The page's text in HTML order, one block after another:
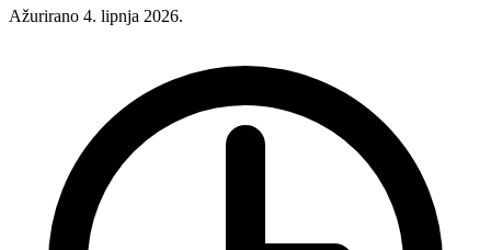
Ažurirano 4. lipnja 2026.